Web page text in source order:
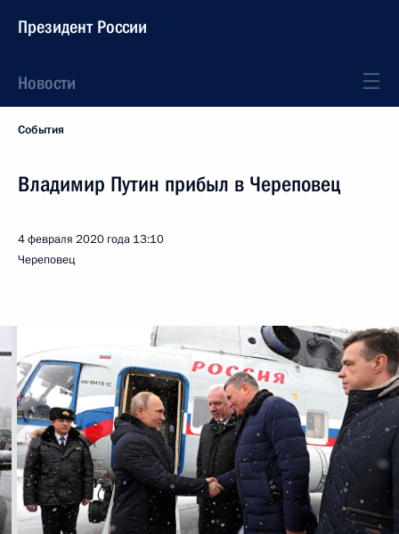
Президент России
Новости
События
Владимир Путин прибыл в Череповец
4 февраля 2020 года 13:10
Череповец